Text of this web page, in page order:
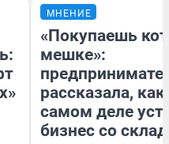
МНЕНИЕ
«Покупаешь
мешке»:
рассказала, как
самом деле
бизнес со